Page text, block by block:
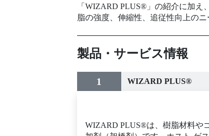
「WIZARD PLUS®」の紹介に加
脂の強度、伸縮性、追従性向上の
製品・サービス情報
1 WIZARD PLUS®
WIZARD PLUS®は、樹脂材料や